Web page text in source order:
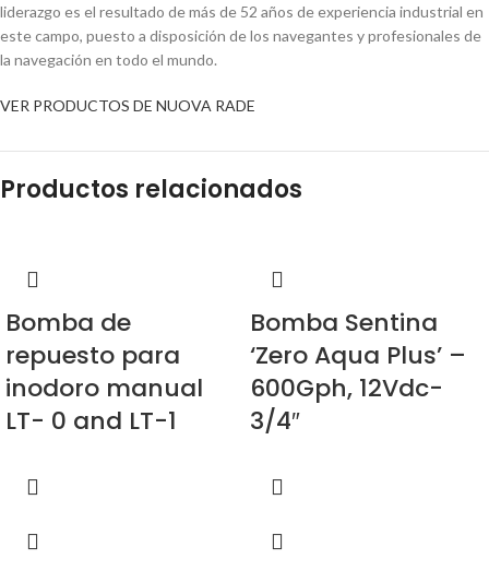
liderazgo es el resultado de más de 52 años de experiencia industrial en
este campo, puesto a disposición de los navegantes y profesionales de
la navegación en todo el mundo.
VER PRODUCTOS DE NUOVA RADE
Productos relacionados
Bomba de
repuesto para
inodoro manual
LT- 0 and LT-1
Bomba Sentina
‘Zero Aqua Plus’ –
600Gph, 12Vdc-
3/4″